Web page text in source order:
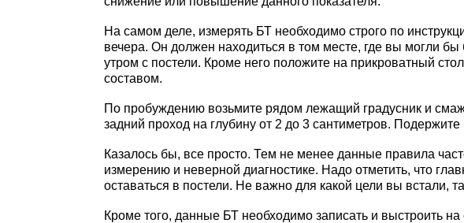
На самом деле, измерять БТ необходимо строго по
вечера. Он должен находиться в том месте, где вы могли бы
утром с постели. Кроме него положите на прикроватный
составом.
По пробуждению возьмите рядом лежащий градусник и
задний проход на глубину от 2 до 3 сантиметров. Подержите
Казалось бы, все просто. Тем не менее данные правила
измерению и неверной диагностике. Надо отметить, что
оставаться в постели. Не важно для какой цели вы встали,
Кроме того, данные БТ необходимо записать и выстроить